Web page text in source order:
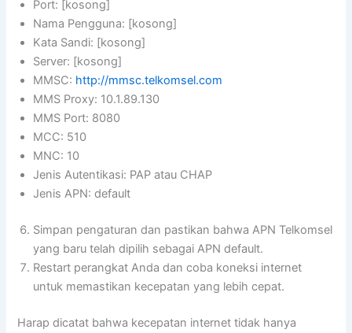
Port: [kosong]
Nama Pengguna: [kosong]
Kata Sandi: [kosong]
Server: [kosong]
MMSC: http://mmsc.telkomsel.com
MMS Proxy: 10.1.89.130
MMS Port: 8080
MCC: 510
MNC: 10
Jenis Autentikasi: PAP atau CHAP
Jenis APN: default
Simpan pengaturan dan pastikan bahwa APN Telkomsel
yang baru telah dipilih sebagai APN default.
Restart perangkat Anda dan coba koneksi internet
untuk memastikan kecepatan yang lebih cepat.
Harap dicatat bahwa kecepatan internet tidak hanya